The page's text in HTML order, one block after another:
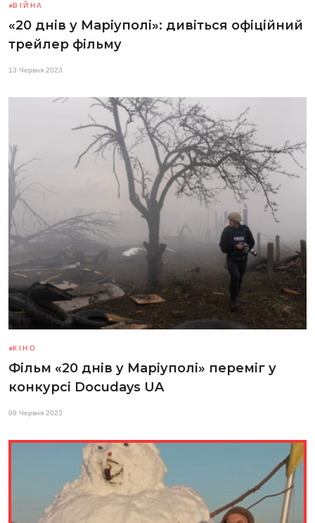
ВІЙНА
«20 днів у Маріуполі»: дивіться офіційний
трейлер фільму
13 Червня 2023
КІНО
Фільм «20 днів у Маріуполі» переміг у
конкурсі Docudays UA
09 Червня 2023